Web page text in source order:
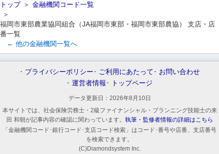
トップ 金融機関コード一覧
福岡市東部農業協同組合（JA福岡市東部・福岡市東部農協） 支店・店
番一覧
← 他の金融機関一覧へ
プライバシーポリシー ご利用にあたって
お問い合わせ
運営者情報
トップページ
データ更新日： 2026年8月10日
本サイトでは、社会保険労務士・2級ファイナンシャル・プランニング技能士の来
田 和朝が記事内容の確認に関わっています。 執筆・監修者情報の詳細はこちら
「金融機関コード･銀行コード･支店コード検索」はコード･番号や店番、支店番号
を検索できます。
(C)Diamondsystem Inc.